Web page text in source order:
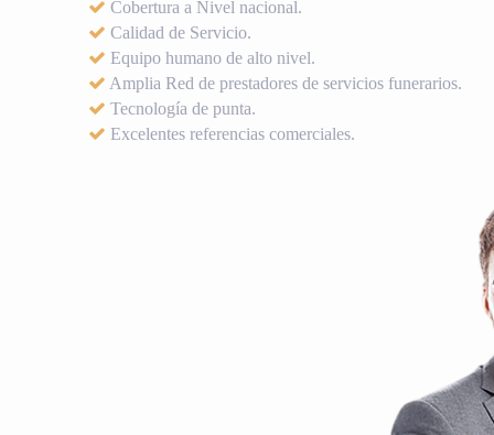
Cobertura a Nivel nacional.
Calidad de Servicio.
Equipo humano de alto nivel.
Amplia Red de prestadores de servicios funerarios.
Tecnología de punta.
Excelentes referencias comerciales.